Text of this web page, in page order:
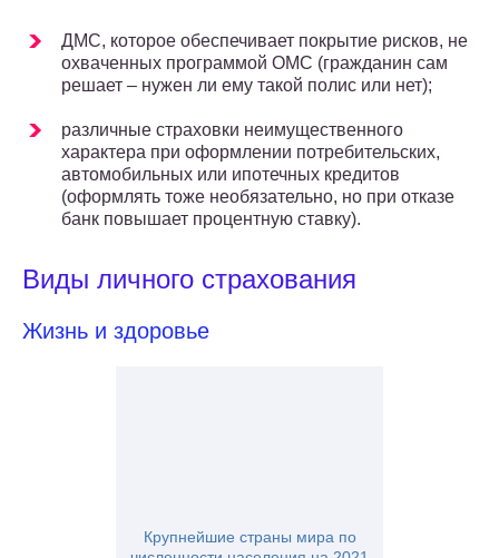
ДМС, которое обеспечивает покрытие рисков, не
охваченных программой ОМС (гражданин сам
решает – нужен ли ему такой полис или нет);
различные страховки неимущественного
характера при оформлении потребительских,
автомобильных или ипотечных кредитов
(оформлять тоже необязательно, но при отказе
банк повышает процентную ставку).
Виды личного страхования
Жизнь и здоровье
Крупнейшие страны мира по